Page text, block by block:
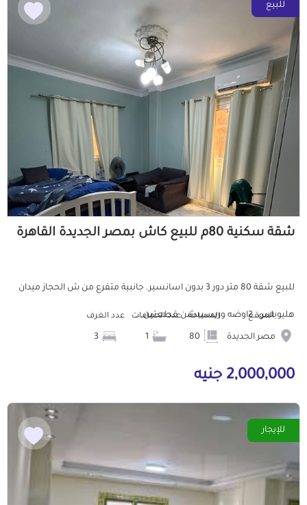
للبيع
شقة سكنية 80م للبيع كاش بمصر الجديدة القاهرة
للبيع شقة 80 متر دور 3 بدون اسانسير. جانبية متفرع من ش الحجاز ميدان
هليوبلس. 2اوضه وريسيبشن قطعتين...
الموقع
مصر الجديدة
المساحة عدد الحمامات عدد الغرف
2,000,000 جنيه
للإيجار